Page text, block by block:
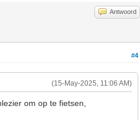
Antwoord
#4
(15-May-2025, 11:06 AM)
om op te fietsen,